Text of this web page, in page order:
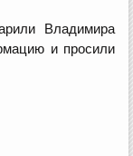
Владимира
и просили